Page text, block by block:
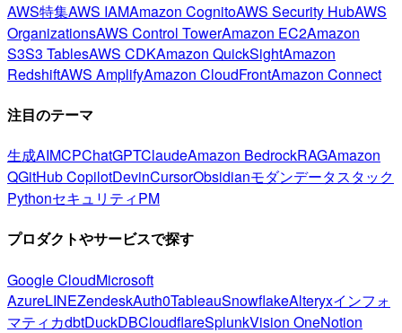
AWS特集AWS IAMAmazon CognitoAWS Security HubAWS
OrganizationsAWS Control TowerAmazon EC2Amazon
S3S3 TablesAWS CDKAmazon QuickSightAmazon
RedshiftAWS AmplifyAmazon CloudFrontAmazon Connect
注目のテーマ
生成AIMCPChatGPTClaudeAmazon BedrockRAGAmazon
QGitHub CopilotDevinCursorObsidianモダンデータスタック
PythonセキュリティPM
プロダクトやサービスで探す
Google CloudMicrosoft
AzureLINEZendeskAuth0TableauSnowflakeAlteryxインフォ
マティカdbtDuckDBCloudflareSplunkVision OneNotion